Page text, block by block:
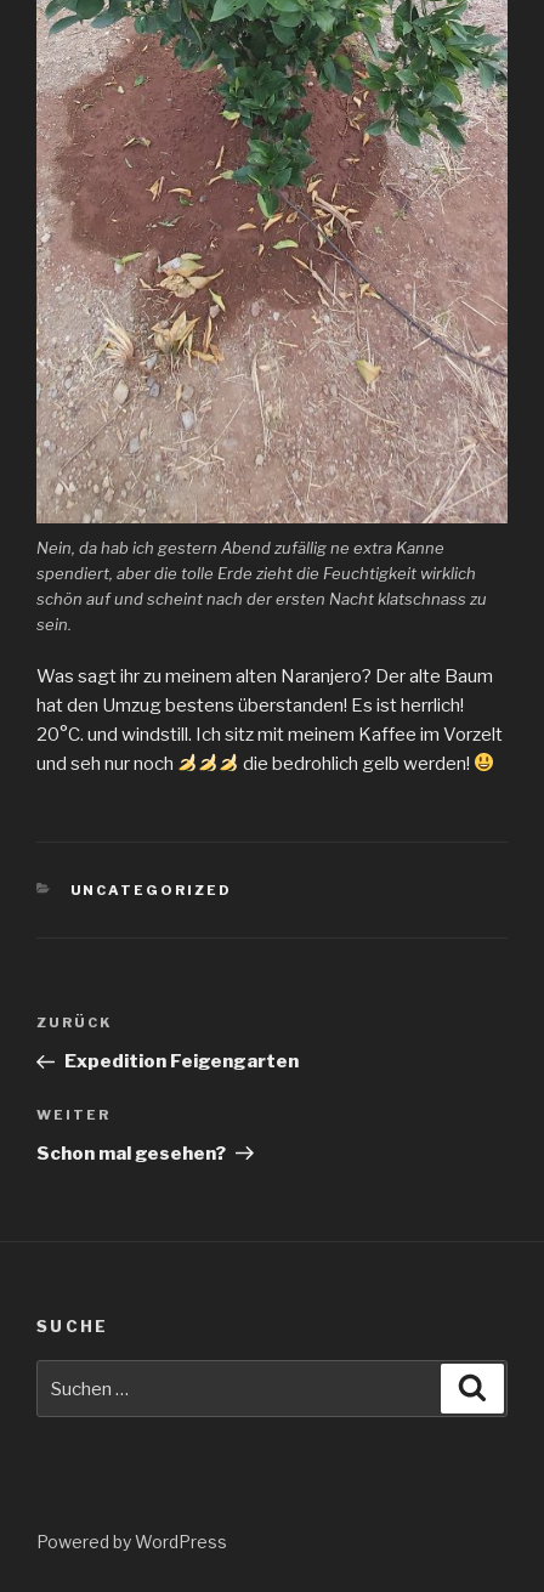
Nein, da hab ich gestern Abend zufällig ne extra Kanne
spendiert, aber die tolle Erde zieht die Feuchtigkeit wirklich
schön auf und scheint nach der ersten Nacht klatschnass zu
sein.
Was sagt ihr zu meinem alten Naranjero? Der alte Baum
hat den Umzug bestens überstanden! Es ist herrlich!
20°C. und windstill. Ich sitz mit meinem Kaffee im Vorzelt
und seh nur noch
die bedrohlich gelb werden!
KATEGORIEN
UNCATEGORIZED
Beitragsnavigation
Vorheriger
Beitrag
ZURÜCK
Expedition Feigengarten
Nächster
Beitrag
WEITER
Schon mal gesehen?
SUCHE
nach:
Powered by WordPress